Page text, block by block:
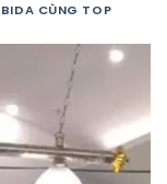
CÙNG TOP